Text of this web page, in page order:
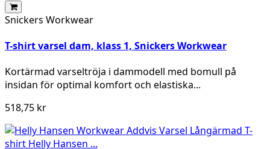
Snickers Workwear
T-shirt varsel dam, klass 1, Snickers Workwear
Kortärmad varseltröja i dammodell med bomull på
insidan för optimal komfort och elastiska...
518,75 kr